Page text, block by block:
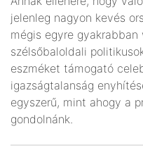
jelenleg nagyon kevés
mégis egyre gyakrabban
szélsőbaloldali
eszméket támogató
igazságtalanság
egyszerű, mint ahogy a
gondolnánk.